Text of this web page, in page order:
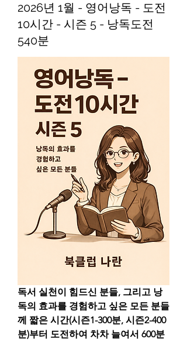
2026년 1월 - 영어낭독 - 도전
10시간 - 시즌 5 - 낭독도전
540분
독서 실천이 힘드신 분들, 그리고 낭
독의 효과를 경험하고 싶은 모든 분들
께 짧은 시간(시즌1-300분, 시즌2-400
분)부터 도전하여 차차 늘여서 600분